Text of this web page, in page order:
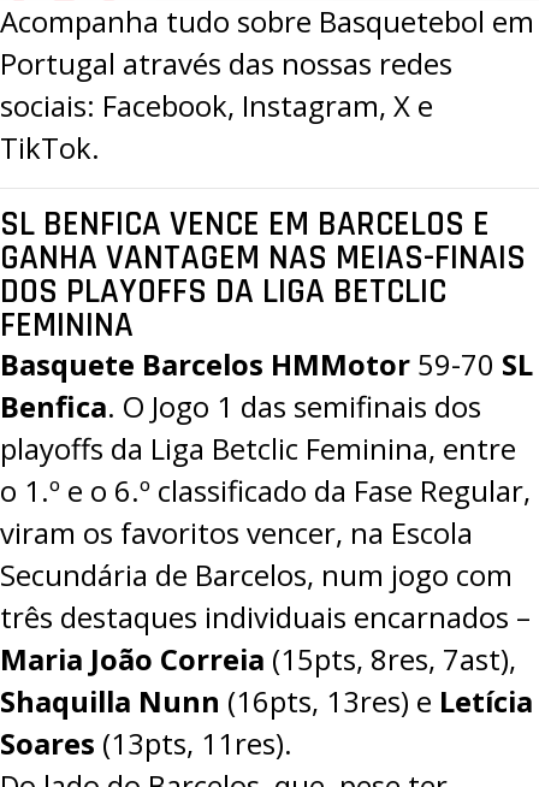
Acompanha tudo sobre Basquetebol em
Portugal através das nossas redes
sociais: Facebook, Instagram, X e
TikTok.
SL BENFICA VENCE EM BARCELOS E
GANHA VANTAGEM NAS MEIAS-FINAIS
DOS PLAYOFFS DA LIGA BETCLIC
FEMININA
Basquete Barcelos HMMotor 59-70 SL
Benfica. O Jogo 1 das semifinais dos
playoffs da Liga Betclic Feminina, entre
o 1.º e o 6.º classificado da Fase Regular,
viram os favoritos vencer, na Escola
Secundária de Barcelos, num jogo com
três destaques individuais encarnados –
Maria João Correia (15pts, 8res, 7ast),
Shaquilla Nunn (16pts, 13res) e Letícia
Soares (13pts, 11res).